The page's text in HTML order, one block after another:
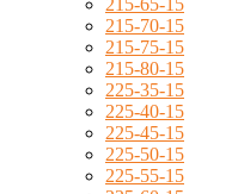
215-65-15
215-70-15
215-75-15
215-80-15
225-35-15
225-40-15
225-45-15
225-50-15
225-55-15